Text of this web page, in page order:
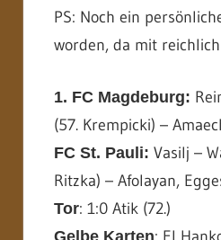
PS: Noch ein
worden, da mit
1. FC Magdeburg:
(57. Krempicki) –
FC St. Pauli: Vasilj –
Ritzka) – Afolayan,
Tor: 1:0 Atik (72.)
Gelbe Karten